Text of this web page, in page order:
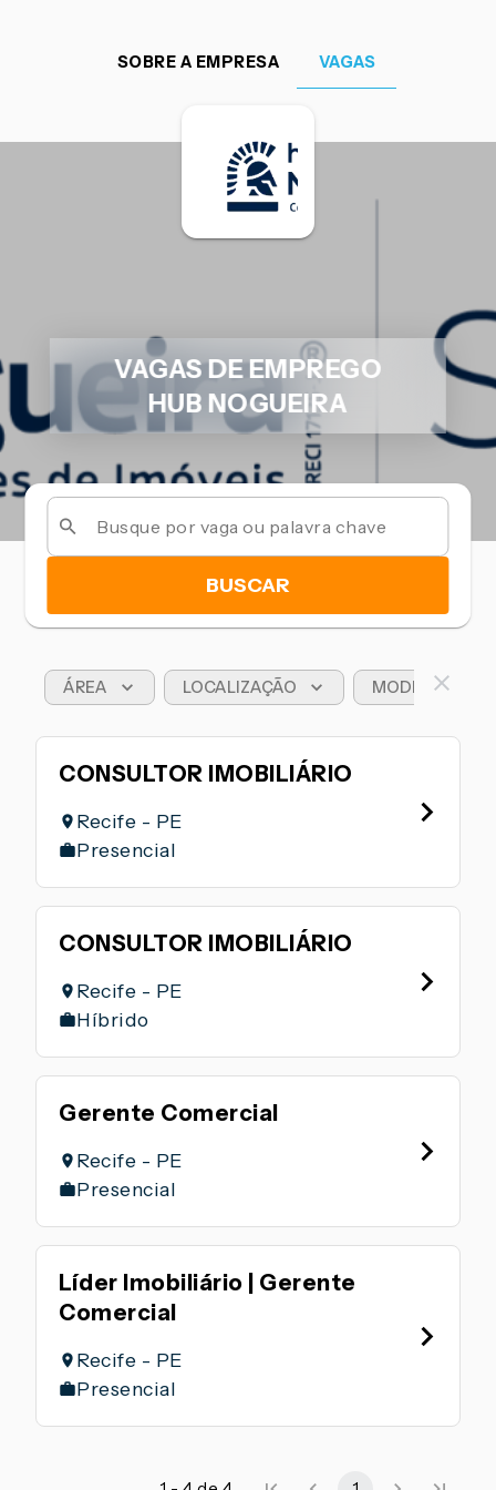
SOBRE A EMPRESA VAGAS
VAGAS DE EMPREGO
HUB NOGUEIRA
BUSCAR
ÁREA LOCALIZAÇÃO MODELO DE
CONSULTOR IMOBILIÁRIO
Recife - PE
Presencial
CONSULTOR IMOBILIÁRIO
Recife - PE
Híbrido
Gerente Comercial
Recife - PE
Presencial
Líder Imobiliário | Gerente
Comercial
Recife - PE
Presencial